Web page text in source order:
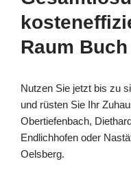
Raum Buch
Nutzen Sie jetzt bis zu
und rüsten Sie Ihr
Obertiefenbach,
Endlichhofen oder
Oelsberg.